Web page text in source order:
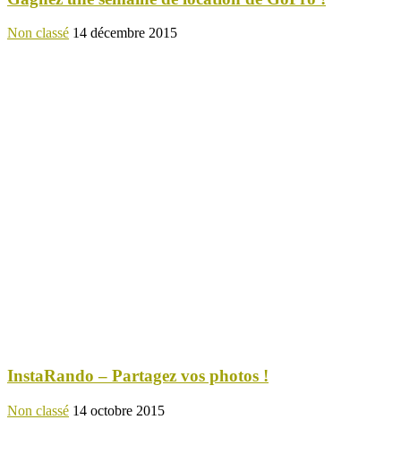
Non classé 14 décembre 2015
InstaRando – Partagez vos photos !
Non classé 14 octobre 2015